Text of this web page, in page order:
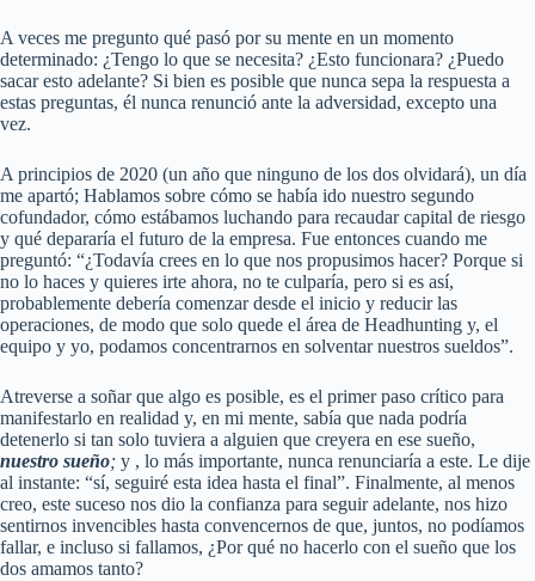
A veces me pregunto qué pasó por su mente en un momento
determinado: ¿Tengo lo que se necesita? ¿Esto funcionara? ¿Puedo
sacar esto adelante? Si bien es posible que nunca sepa la respuesta a
estas preguntas, él nunca renunció ante la adversidad, excepto una
vez.
A principios de 2020 (un año que ninguno de los dos olvidará), un día
me apartó; Hablamos sobre cómo se había ido nuestro segundo
cofundador, cómo estábamos luchando para recaudar capital de riesgo
y qué depararía el futuro de la empresa. Fue entonces cuando me
preguntó: “¿Todavía crees en lo que nos propusimos hacer? Porque si
no lo haces y quieres irte ahora, no te culparía, pero si es así,
probablemente debería comenzar desde el inicio y reducir las
operaciones, de modo que solo quede el área de Headhunting y, el
equipo y yo, podamos concentrarnos en solventar nuestros sueldos”.
Atreverse a soñar que algo es posible, es el primer paso crítico para
manifestarlo en realidad y, en mi mente, sabía que nada podría
detenerlo si tan solo tuviera a alguien que creyera en ese sueño,
nuestro sueño; y , lo más importante, nunca renunciaría a este. Le dije
al instante: “sí, seguiré esta idea hasta el final”. Finalmente, al menos
creo, este suceso nos dio la confianza para seguir adelante, nos hizo
sentirnos invencibles hasta convencernos de que, juntos, no podíamos
fallar, e incluso si fallamos, ¿Por qué no hacerlo con el sueño que los
dos amamos tanto?